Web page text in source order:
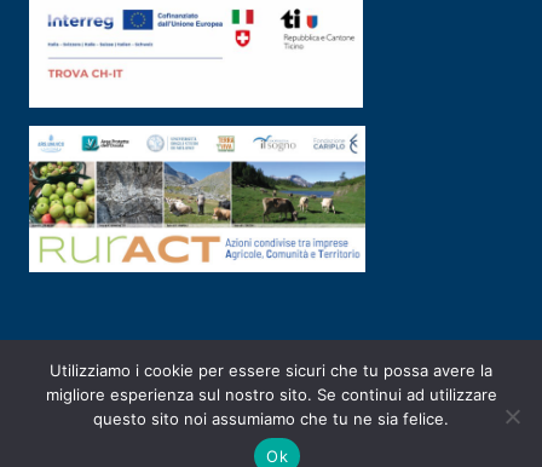
PRIVACY POLICY|2003-2026 ©ARSUNIVCO|Designed byE-SERV
Utilizziamo i cookie per essere sicuri che tu possa avere la
migliore esperienza sul nostro sito. Se continui ad utilizzare
questo sito noi assumiamo che tu ne sia felice.
Ok